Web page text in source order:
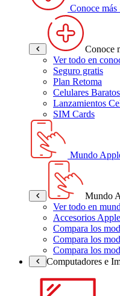
Conoce más
Conoce
Ver todo en
Seguro gratis
Plan Retoma
Celulares Baratos
Lanzamientos
SIM Cards
Mundo
Mundo
Ver todo en
Accesorios Apple
Compara los
Compara los
Compara los
Computadores e